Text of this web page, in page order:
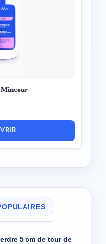
5 cm de tour de